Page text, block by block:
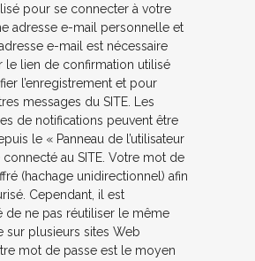
pour se connecter à votre
adresse e-mail personnelle et
e-mail est nécessaire
le lien de confirmation utilisé
l’enregistrement et pour
messages du SITE. Les
de notifications peuvent être
le « Panneau de l’utilisateur
connecté au SITE. Votre mot de
(hachage unidirectionnel) afin
Cependant, il est
de ne pas réutiliser le même
sur plusieurs sites Web
mot de passe est le moyen